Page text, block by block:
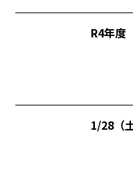
R4年
1/28（